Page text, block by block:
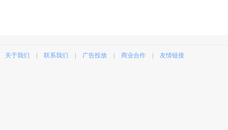
关于我们 联系我们 广告投放 商业合作 友情链接